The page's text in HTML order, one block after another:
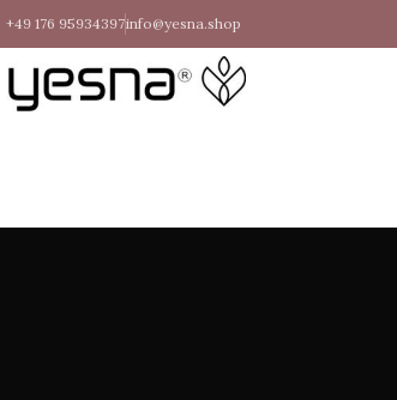
+49 176 95934397info@yesna.shop